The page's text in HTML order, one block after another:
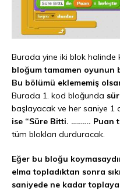
Burada yine iki blok halinde
bloğum tamamen oyunun
Bu bölümü eklememiş
Burada 1. kod bloğunda
başlayacak ve her saniye 1
ise “Süre Bitti. ………. Puan
tüm blokları durduracak.
Eğer bu bloğu
elma topladıktan sonra
saniyede ne kadar